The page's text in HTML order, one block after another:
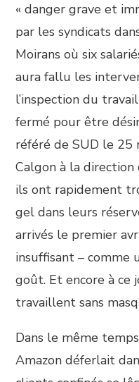
« danger grave et
par les syndicats
Moirans où six
aura fallu les
l’inspection du
fermé pour être
référé de SUD le 25
Calgon à la
ils ont rapidement
gel dans leurs
arrivés le premier
insuffisant – comme
goût. Et encore à ce
travaillent sans
Dans le même
Amazon déferlait